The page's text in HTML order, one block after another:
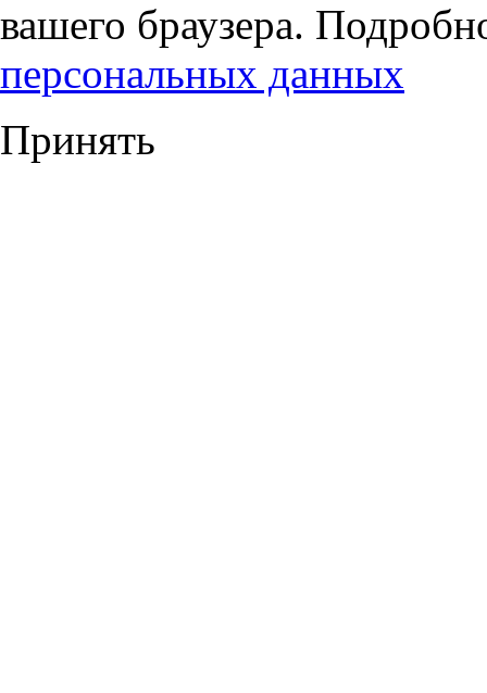
вашего браузера.
персональных данных
Принять